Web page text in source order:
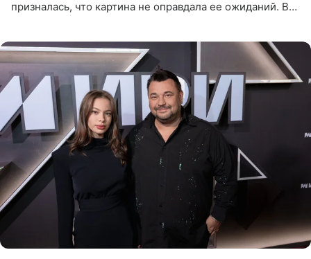
призналась, что картина не оправдала ее ожиданий. В